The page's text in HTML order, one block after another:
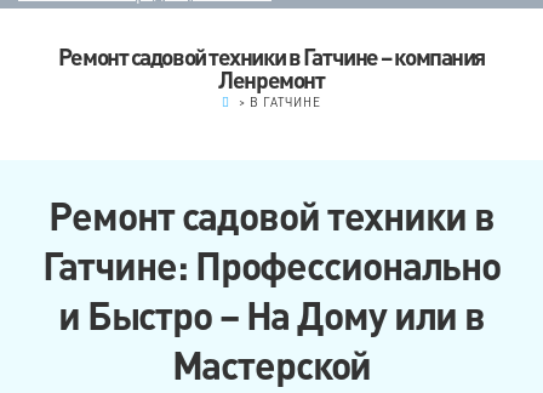
Ремонт садовой техники в Гатчине – компания
Ленремонт
> В ГАТЧИНЕ
Ремонт садовой техники в
Гатчине: Профессионально
и Быстро – На Дому или в
Мастерской